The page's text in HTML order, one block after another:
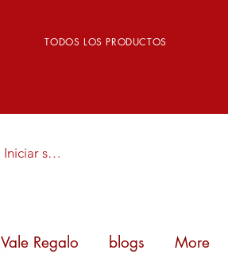
TODOS LOS PRODUCTOS
Iniciar sesión
Vale Regalo blogs More